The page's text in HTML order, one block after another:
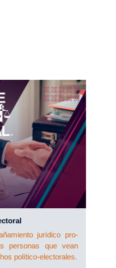
jurídico pro-
personas que vean
político-electorales.